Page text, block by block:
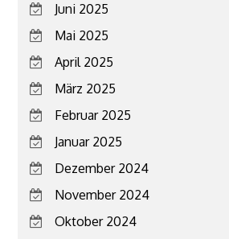
Juni 2025
Mai 2025
April 2025
März 2025
Februar 2025
Januar 2025
Dezember 2024
November 2024
Oktober 2024